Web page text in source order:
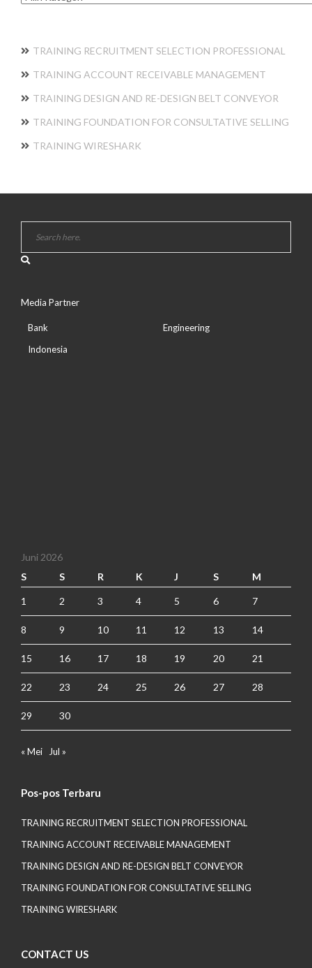
TRAINING RECRUITMENT SELECTION PROFESSIONAL
TRAINING ACCOUNT RECEIVABLE MANAGEMENT
TRAINING DESIGN AND RE-DESIGN BELT CONVEYOR
TRAINING FOUNDATION FOR CONSULTATIVE SELLING
TRAINING WIRESHARK
Media Partner
Bank
Indonesia
Engineering
Juni 2026
S
S R K J S M
1 2 3 4 5 6 7
8 9 10 11 12 13 14
15 16 17 18 19 20 21
22 23 24 25 26 27 28
29 30
« Mei Jul »
Pos-pos Terbaru
TRAINING RECRUITMENT SELECTION PROFESSIONAL
TRAINING ACCOUNT RECEIVABLE MANAGEMENT
TRAINING DESIGN AND RE-DESIGN BELT CONVEYOR
TRAINING FOUNDATION FOR CONSULTATIVE SELLING
TRAINING WIRESHARK
CONTACT US